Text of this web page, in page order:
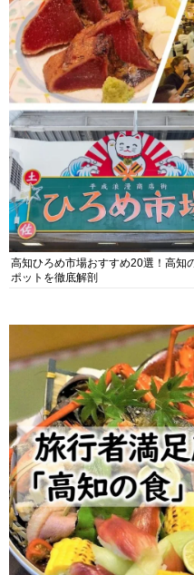
高知ひろめ市場おすすめ20選！高知
ポットを徹底解剖